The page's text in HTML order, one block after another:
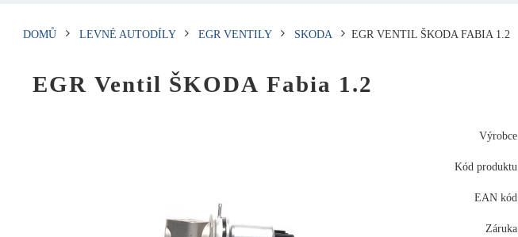
DOMŮ LEVNÉ AUTODÍLY EGR VENTILY SKODA EGR VENTIL ŠKODA FABIA 1.2
EGR Ventil ŠKODA Fabia 1.2
Výrobce
Kód produktu
EAN kód
Záruka